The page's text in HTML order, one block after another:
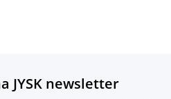
JYSK newsletter